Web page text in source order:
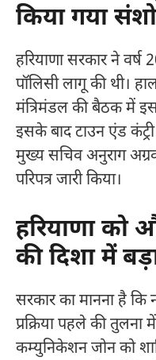
किया गया
हरियाणा सरकार ने वर्ष
पॉलिसी लागू की थी।
मंत्रिमंडल की बैठक में
इसके बाद टाउन एंड
मुख्य सचिव अनुराग
परिपत्र जारी किया।
हरियाणा को
की दिशा में
सरकार का मानना है कि
प्रक्रिया पहले की तुलना
कम्युनिकेशन जोन को